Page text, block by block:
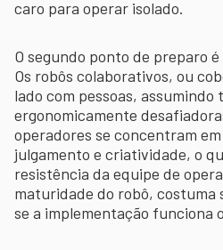
caro para operar isolado.
O segundo ponto de preparo
Os robôs colaborativos, ou
lado com pessoas, assumindo
ergonomicamente
operadores se concentram
julgamento e criatividade, o
resistência da equipe de
maturidade do robô, costuma
se a implementação funciona